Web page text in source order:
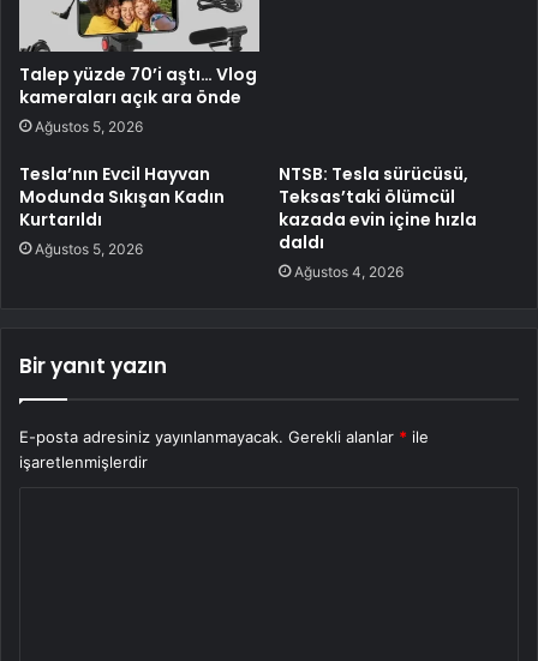
Talep yüzde 70’i aştı… Vlog
kameraları açık ara önde
Ağustos 5, 2026
Tesla’nın Evcil Hayvan
Modunda Sıkışan Kadın
Kurtarıldı
Ağustos 5, 2026
NTSB: Tesla sürücüsü,
Teksas’taki ölümcül
kazada evin içine hızla
daldı
Ağustos 4, 2026
Bir yanıt yazın
E-posta adresiniz yayınlanmayacak. Gerekli alanlar * ile
işaretlenmişlerdir